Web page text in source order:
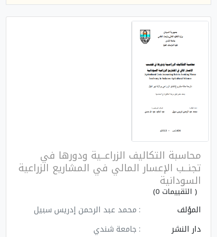
محاسبة التكاليف الزراعــية ودورها في
تجنــب الإعسار المالي في المشاريع الزراعية
السودانية
( التقييمات 0)
المؤلف
: محمد عبد الرحمن إدریس سبیل
دار النشر
: جامعة شندي